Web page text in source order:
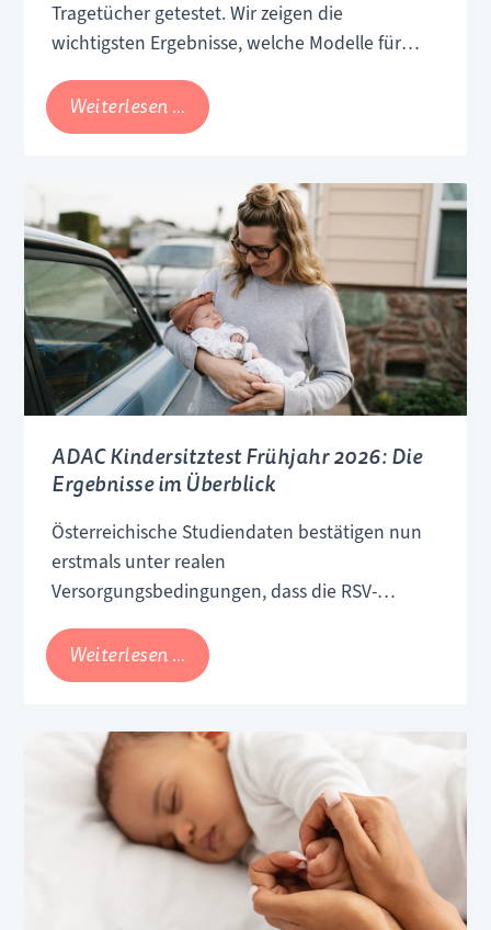
Tragetücher getestet. Wir zeigen die
wichtigsten Ergebnisse, welche Modelle für
beim Kauf achten sollten.
Weiterlesen … Stiftung
Warentest
Tops
und
Flops
ADAC Kindersitztest Frühjahr 2026: Die
Ergebnisse im Überblick
Österreichische Studiendaten bestätigen nun
erstmals unter realen
Versorgungsbedingungen, dass die RSV-
wirksam vor schweren Verläufen schützt.
Weiterlesen … ADAC
Kindersitztest
2026:
Ergebnisse
im
Überblick